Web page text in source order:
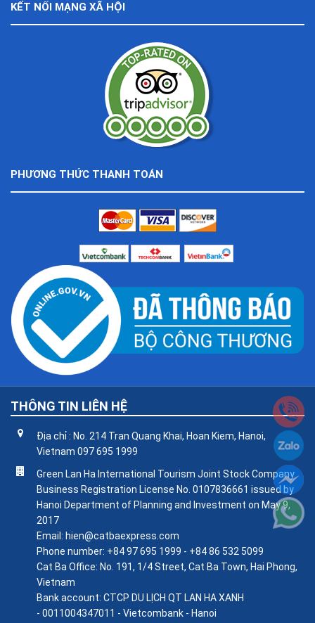
KẾT NỐI MẠNG XÃ HỘI
PHƯƠNG THỨC THANH TOÁN
THÔNG TIN LIÊN HỆ
Địa chỉ : No. 214 Tran Quang Khai, Hoan Kiem, Hanoi,
Vietnam 097 695 1999
Green Lan Ha International Tourism Joint Stock Company
Business Registration License No. 0107836661 issued by
Hanoi Department of Planning and Investment on May 9,
2017
Email: hien@catbaexpress.com
Phone number: +84 97 695 1999 - +84 86 532 5099
Cat Ba Office: No. 191, 1/4 Street, Cat Ba Town, Hai Phong,
Vietnam
Bank account: CTCP DU LỊCH QT LAN HA XANH
- 0011004347011 - Vietcombank - Hanoi